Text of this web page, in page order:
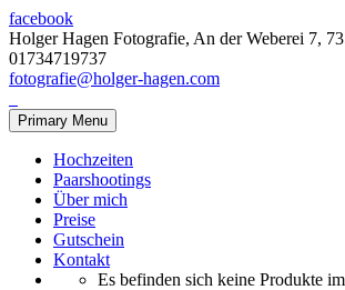
facebook
Holger Hagen Fotografie, An der Weberei 7,
01734719737
fotografie@holger-hagen.com
Primary Menu
Hochzeiten
Paarshootings
Über mich
Preise
Gutschein
Kontakt
Es befinden sich keine Produkte